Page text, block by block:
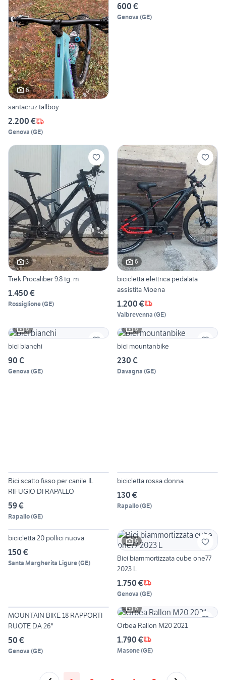
6
santacruz tallboy
2.200 €
Genova (GE)
600 €
Genova (GE)
3
Trek Procaliber 9.8 tg. m
1.450 €
Rossiglione(GE)
6
bicicletta elettrica pedalata
assistita Moena
1.200 €
Valbrevenna (GE)
6
bici bianchi
90 €
Genova (GE)
6
bici mountanbike
230 €
Davagna (GE)
Bici scatto fisso per canile IL
RIFUGIO DI RAPALLO
59 €
Rapallo(GE)
bicicletta rossa donna
130 €
Rapallo(GE)
5
bicicletta 20 pollici nuova
150 €
Santa Margherita Ligure(GE)
6
Bici biammortizzata cube one77
2023 L
1.750 €
Genova (GE)
MOUNTAIN BIKE 18 RAPPORTI
RUOTE DA 26"
50 €
Genova (GE)
6
Orbea Rallon M20 2021
1.790 €
Masone(GE)